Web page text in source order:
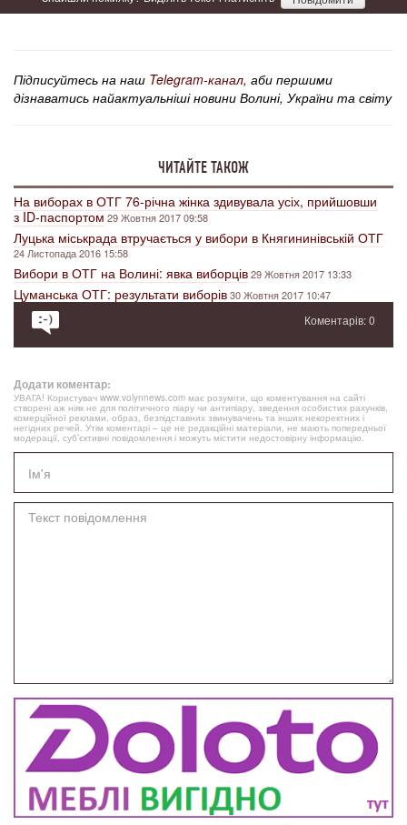
Підписуйтесь на наш Telegram-канал, аби першими
дізнаватись найактуальніші новини Волині, України та світу
ЧИТАЙТЕ ТАКОЖ
На виборах в ОТГ 76-річна жінка здивувала усіх, прийшовши
з ID-паспортом29 Жовтня 2017 09:58
Луцька міськрада втручається у вибори в Княгининівській ОТГ
24 Листопада 2016 15:58
Вибори в ОТГ на Волині: явка виборців29 Жовтня 2017 13:33
Цуманська ОТГ: результати виборів30 Жовтня 2017 10:47
Коментарів: 0
Додати коментар:
УВАГА! Користувач www.volynnews.com має розуміти, що коментування на сайті
створені аж ніяк не для політичного піару чи антипіару, зведення особистих рахунків,
комерційної реклами, образ, безпідставних звинувачень та інших некоректних і
негідних речей. Утім коментарі – це не редакційні матеріали, не мають попередньої
модерації, суб’єктивні повідомлення і можуть містити недостовірну інформацію.